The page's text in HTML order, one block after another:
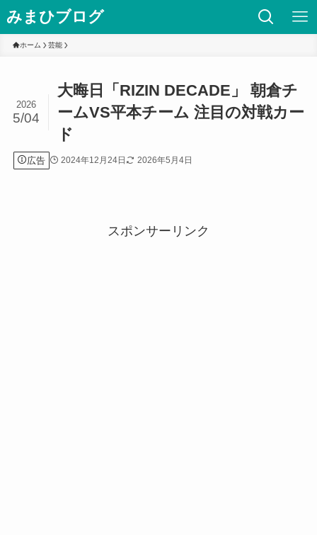
みまひブログ
ホーム 芸能
大晦日「RIZIN DECADE」 朝倉チ
ームVS平本チーム 注目の対戦カー
ド
2026
5/04
広告 2024年12月24日 2026年5月4日
スポンサーリンク